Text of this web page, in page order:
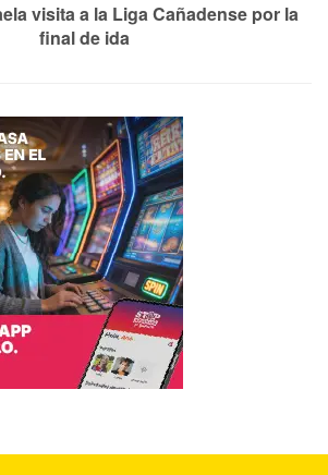
visita a la Liga Cañadense por la
final de ida